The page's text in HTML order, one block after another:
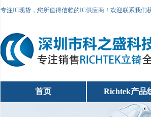
专注IC现货，您所值得信赖的IC供应商！欢迎联系我们
首页 Richtek产品